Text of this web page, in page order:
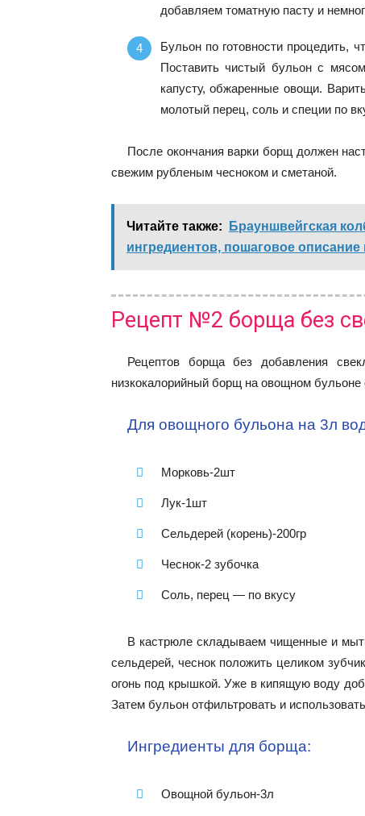
добавляем томатную пасту и
Бульон по готовности процедить,
Поставить чистый бульон с
капусту, обжаренные овощи.
молотый перец, соль и специи по
После окончания варки борщ должен
свежим рубленым чесноком и сметаной.
Читайте также:
Брауншвейгская
ингредиентов, пошаговое описание
Рецепт №2 борща без
Рецептов борща без добавления
низкокалорийный борщ на овощном
Для овощного бульона на 3л
Морковь-2шт
Лук-1шт
Сельдерей (корень)-200гр
Чеснок-2 зубочка
Соль, перец — по вкусу
В кастрюле складываем чищенные и
сельдерей, чеснок положить целиком
огонь под крышкой. Уже в кипящую воду
Затем бульон отфильтровать и
Ингредиенты для борща:
Овощной бульон-3л